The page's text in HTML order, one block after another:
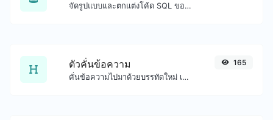
จัดรูปแบบและตกแต่งโค้ด SQL ของคุณได้อย่างง่ายดาย
ตัวคั่นข้อความ
คั่นข้อความไปมาด้วยบรรทัดใหม่ เครื่องหมายจุลภาค จุด ... ฯลฯ
165